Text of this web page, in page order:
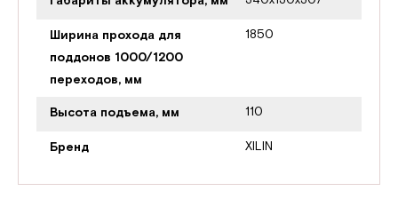
Ширина прохода для
поддонов 1000/1200
переходов, мм
1850
Высота подъема, мм 110
Бренд XILIN